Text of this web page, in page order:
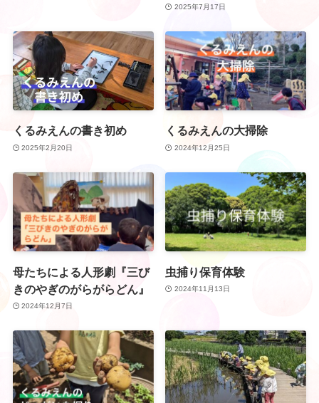
2025年7月17日
くるみえんの書き初め
2025年2月20日
くるみえんの大掃除
2024年12月25日
母たちによる人形劇『三び
きのやぎのがらがらどん』
2024年12月7日
虫捕り保育体験
2024年11月13日